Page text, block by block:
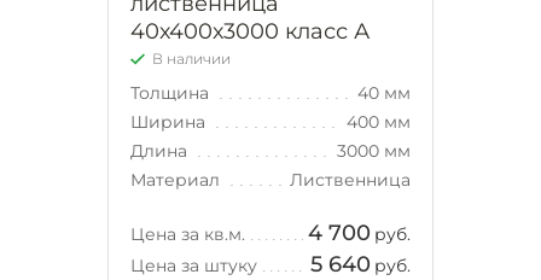
40х400х3000 класс А
В наличии
Толщина
40 мм
Ширина
400 мм
Длина
3000 мм
Материал
Лиственница
Цена за кв.м. 4 700 руб.
Цена за штуку
5 640 руб.